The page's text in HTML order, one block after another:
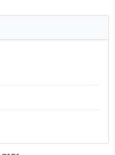
상월액표 국민연금 예상